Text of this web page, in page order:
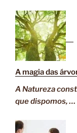
A magia das
A Natureza
que dispomos, …